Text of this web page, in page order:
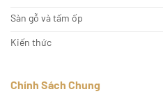
Sàn gỗ và tấm ốp
Kiến thức
Chính Sách Chung